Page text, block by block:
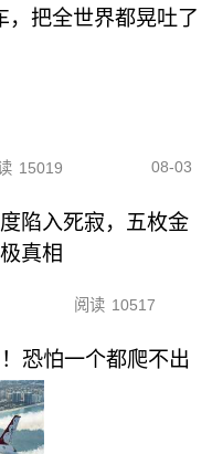
，把全世界都晃吐了
15019 08-03
陷入死寂，五枚金
真相
阅读 10517
恐怕一个都爬不出